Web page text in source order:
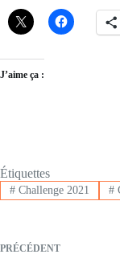
J’aime ça :
Étiquettes
#Challenge 2021 #
PRÉCÉDENT